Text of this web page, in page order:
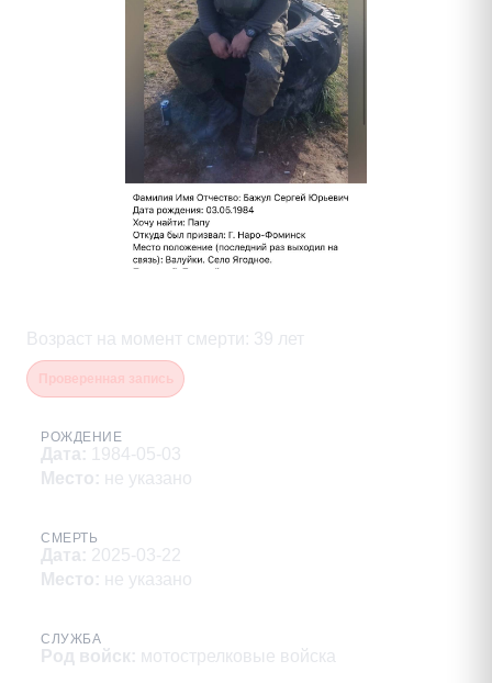
Возраст на момент смерти : 39 лет
РОЖДЕНИЕ
Дата: 1984-05-03
Место: не указано
СМЕРТЬ
Дата: 2025-03-22
Место: не указано
СЛУЖБА
Род войск: мотострелковые войска